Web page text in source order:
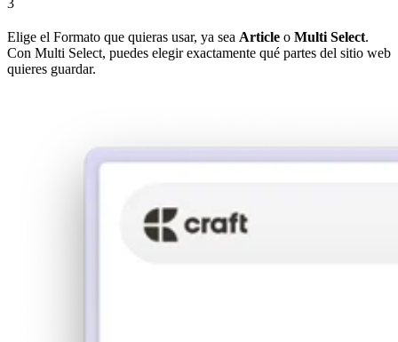
3
Elige el Formato que quieras usar, ya sea Article o Multi Select.
Con Multi Select, puedes elegir exactamente qué partes del sitio web
quieres guardar.